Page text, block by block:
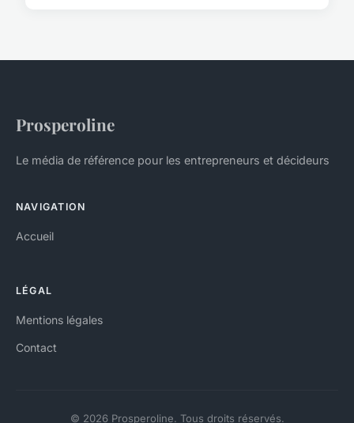
Prosperoline
Le média de référence pour les entrepreneurs et décideurs
NAVIGATION
Accueil
LÉGAL
Mentions légales
Contact
© 2026 Prosperoline. Tous droits réservés.